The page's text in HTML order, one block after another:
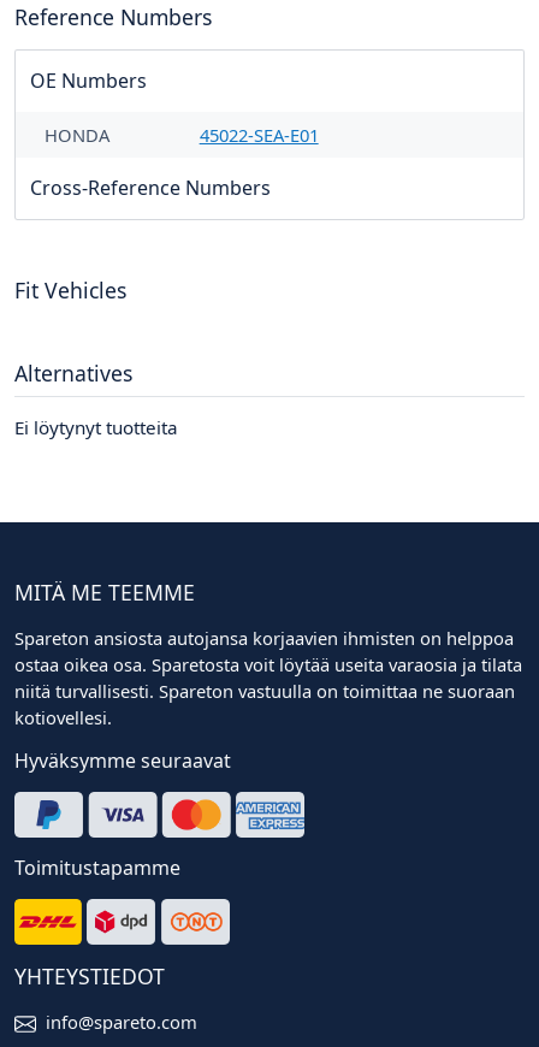
Reference Numbers
OE Numbers
HONDA 45022-SEA-E01
Cross-Reference Numbers
Fit Vehicles
Alternatives
Ei löytynyt tuotteita
MITÄ ME TEEMME
Spareton ansiosta autojansa korjaavien ihmisten on helppoa
ostaa oikea osa. Sparetosta voit löytää useita varaosia ja tilata
niitä turvallisesti. Spareton vastuulla on toimittaa ne suoraan
kotiovellesi.
Hyväksymme seuraavat
Toimitustapamme
YHTEYSTIEDOT
info@spareto.com